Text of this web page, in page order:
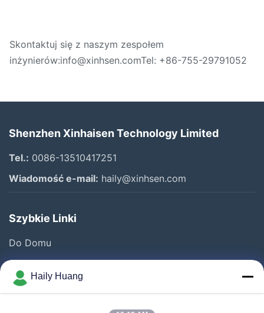
Skontaktuj się z naszym zespołem
inżynierów:info@xinhsen.comTel: +86-755-29791052
Shenzhen Xinhaisen Technology Limited
Tel.: 0086-13510417251
Wiadomość e-mail: haily@xinhsen.com
Szybkie Linki
Do Domu
Produkty
Filmy
Haily Huang